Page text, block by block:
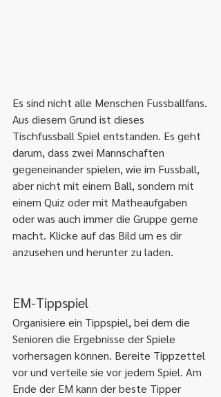
Es sind nicht alle Menschen Fussballfans.
Aus diesem Grund ist dieses
Tischfussball Spiel entstanden. Es geht
darum, dass zwei Mannschaften
gegeneinander spielen, wie im Fussball,
aber nicht mit einem Ball, sondern mit
einem Quiz oder mit Matheaufgaben
oder was auch immer die Gruppe gerne
macht. Klicke auf das Bild um es dir
anzusehen und herunter zu laden.
EM-Tippspiel
Organisiere ein Tippspiel, bei dem die
Senioren die Ergebnisse der Spiele
vorhersagen können. Bereite Tippzettel
vor und verteile sie vor jedem Spiel. Am
Ende der EM kann der beste Tipper